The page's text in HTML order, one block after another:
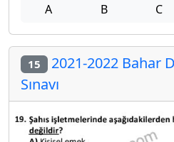
A B C
15 2021-2022 Bahar
Sınavı